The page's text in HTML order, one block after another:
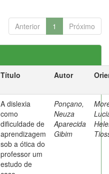
Anterior 1 Próximo
Título Autor
A dislexia
como
dificuldade de
aprendizagem
sob a ótica do
professor um
estudo de
Ponçano,
Neuza
Aparecida
Gibim